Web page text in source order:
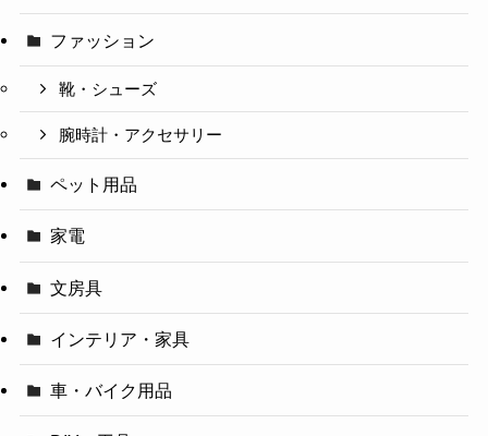
ファッション
靴・シューズ
腕時計・アクセサリー
ペット用品
家電
文房具
インテリア・家具
車・バイク用品